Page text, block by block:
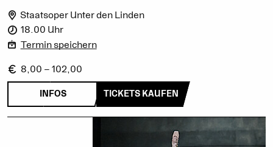
Staatsoper Unter den Linden
18.00 Uhr
Termin speichern
8,00 – 102,00
INFOS TICKETS KAUFEN